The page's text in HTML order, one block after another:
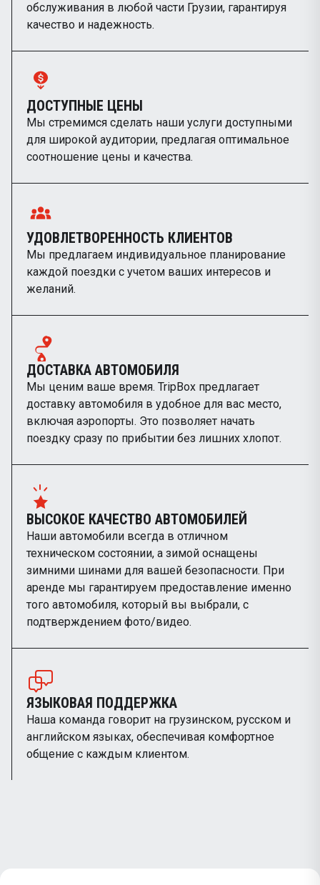
обслуживания в любой части Грузии, гарантируя
качество и надежность.
ДОСТУПНЫЕ ЦЕНЫ
Мы стремимся сделать наши услуги доступными
для широкой аудитории, предлагая оптимальное
соотношение цены и качества.
УДОВЛЕТВОРЕННОСТЬ КЛИЕНТОВ
Мы предлагаем индивидуальное планирование
каждой поездки с учетом ваших интересов и
желаний.
ДОСТАВКА АВТОМОБИЛЯ
Мы ценим ваше время. TripBox предлагает
доставку автомобиля в удобное для вас место,
включая аэропорты. Это позволяет начать
поездку сразу по прибытии без лишних хлопот.
ВЫСОКОЕ КАЧЕСТВО АВТОМОБИЛЕЙ
Наши автомобили всегда в отличном
техническом состоянии, а зимой оснащены
зимними шинами для вашей безопасности. При
аренде мы гарантируем предоставление именно
того автомобиля, который вы выбрали, с
подтверждением фото/видео.
ЯЗЫКОВАЯ ПОДДЕРЖКА
Наша команда говорит на грузинском, русском и
английском языках, обеспечивая комфортное
общение с каждым клиентом.